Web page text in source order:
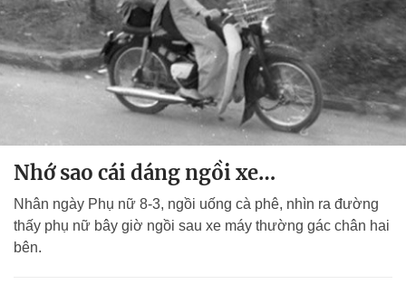
Nhớ sao cái dáng ngồi xe…
Nhân ngày Phụ nữ 8-3, ngồi uống cà phê, nhìn ra đường
thấy phụ nữ bây giờ ngồi sau xe máy thường gác chân hai
bên.